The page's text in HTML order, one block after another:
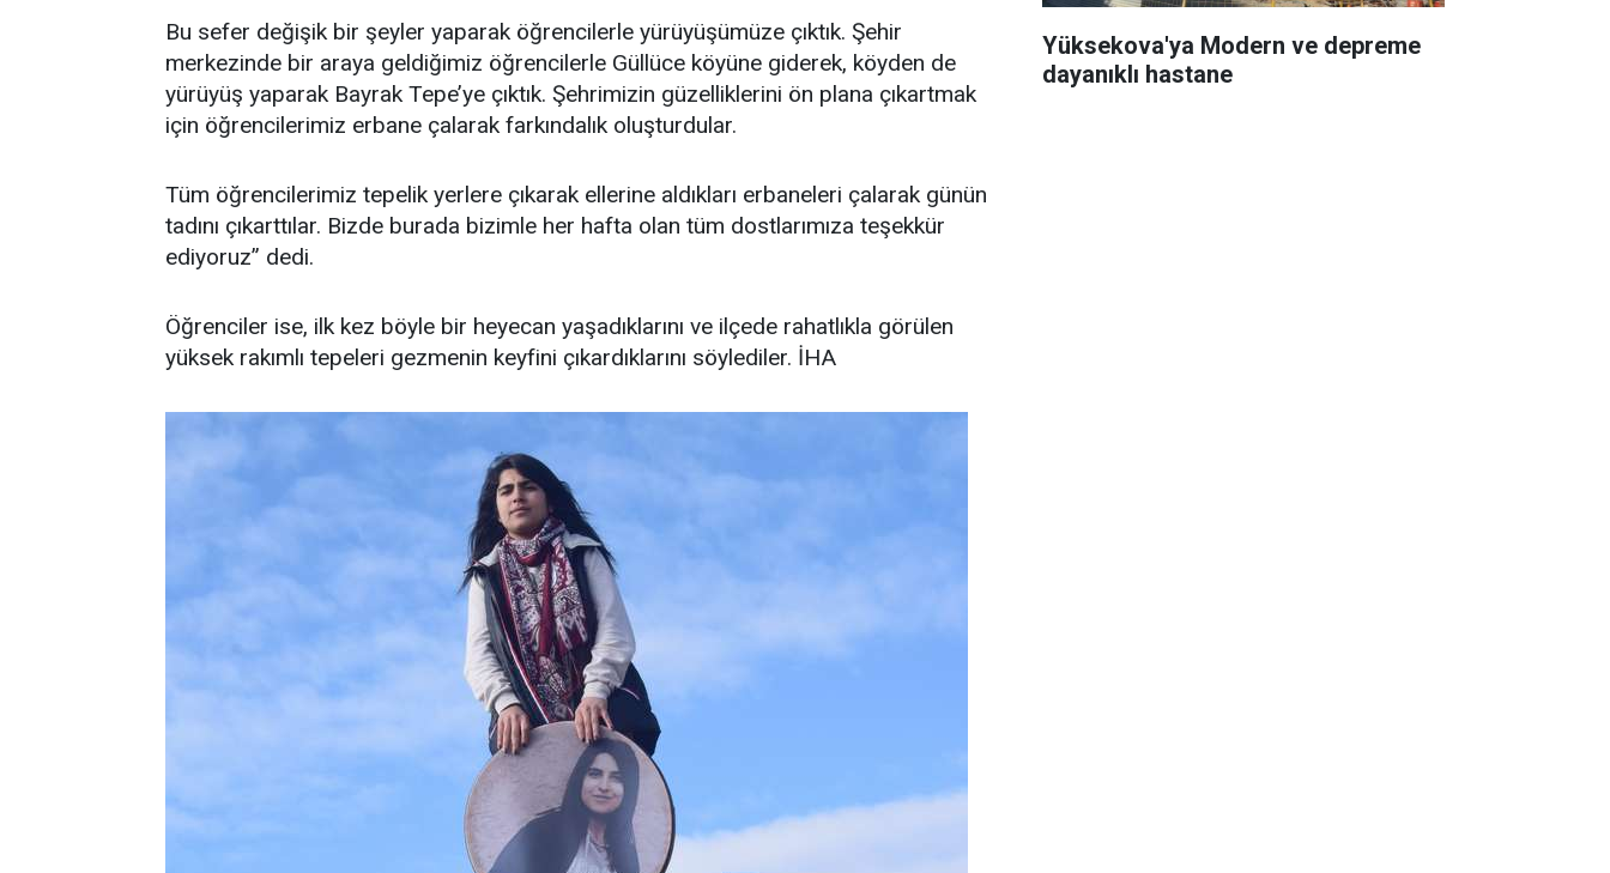
Bu sefer değişik bir şeyler yaparak öğrencilerle yürüyüşümüze çıktık. Şehir
merkezinde bir araya geldiğimiz öğrencilerle Güllüce köyüne giderek, köyden de
yürüyüş yaparak Bayrak Tepe’ye çıktık. Şehrimizin güzelliklerini ön plana çıkartmak
için öğrencilerimiz erbane çalarak farkındalık oluşturdular.
Tüm öğrencilerimiz tepelik yerlere çıkarak ellerine aldıkları erbaneleri çalarak günün
tadını çıkarttılar. Bizde burada bizimle her hafta olan tüm dostlarımıza teşekkür
ediyoruz” dedi.
Öğrenciler ise, ilk kez böyle bir heyecan yaşadıklarını ve ilçede rahatlıkla görülen
yüksek rakımlı tepeleri gezmenin keyfini çıkardıklarını söylediler. İHA
Yüksekova'ya Modern ve depreme
dayanıklı hastane